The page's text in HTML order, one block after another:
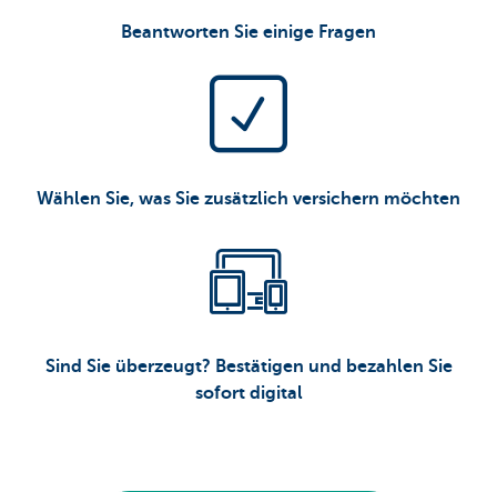
Beantworten Sie einige Fragen
Wählen Sie, was Sie zusätzlich versichern möchten
Sind Sie überzeugt? Bestätigen und bezahlen Sie
sofort digital